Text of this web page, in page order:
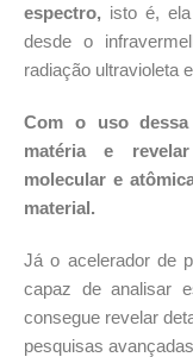
espectro, isto é,
desde o
radiação ultravioleta
Com o uso
matéria e
molecular e
material.
Já o acelerador de
capaz de analisar
consegue revelar
pesquisas